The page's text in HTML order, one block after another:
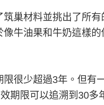
巢材料並挑出了所
牛油果和牛奶這樣
很少超過3年。但有
期限可以追溯到30多